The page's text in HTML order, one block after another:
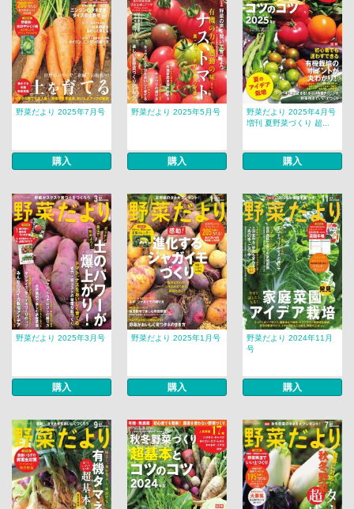
野菜だより 2025年7月号
購入
野菜だより 2025年5月号
購入
野菜だより 2025年4月号
増刊 夏野菜づくり 超...
購入
野菜だより 2025年3月号
購入
野菜だより 2025年1月号
購入
野菜だより 2024年11月
号
購入